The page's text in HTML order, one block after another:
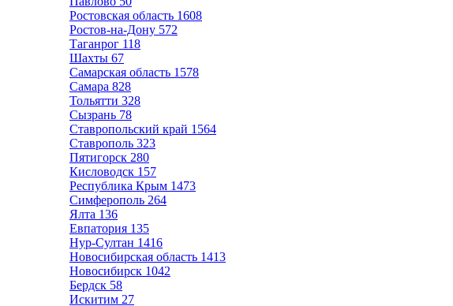
Ростовская область 1608
Ростов-на-Дону 572
Таганрог 118
Шахты 67
Самарская область 1578
Самара 828
Тольятти 328
Сызрань 78
Ставропольский край 1564
Ставрополь 323
Пятигорск 280
Кисловодск 157
Республика Крым 1473
Симферополь 264
Ялта 136
Евпатория 135
Нур-Султан 1416
Новосибирская область 1413
Новосибирск 1042
Бердск 58
Искитим 27